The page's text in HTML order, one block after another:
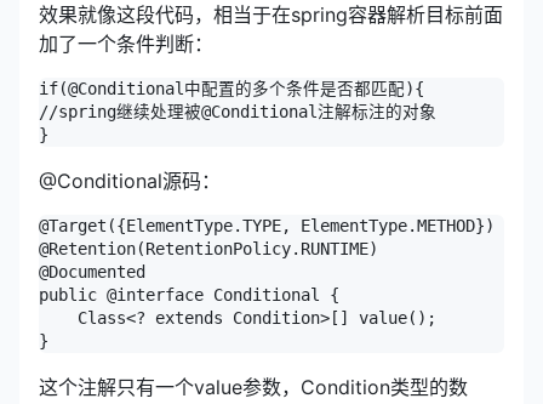
效果就像这段代码，相当于在spring容器解析目标前面
加了一个条件判断：
if(@Conditional中配置的多个条件是否都匹配){
//spring继续处理被@Conditional注解标注的对象
@Conditional源码：
@Target({ElementType.TYPE, ElementType.METHOD})
@Retention(RetentionPolicy.RUNTIME)
@Documented
public @interface Conditional {
Class<? extends Condition>[] value();
这个注解只有一个value参数，Condition类型的数